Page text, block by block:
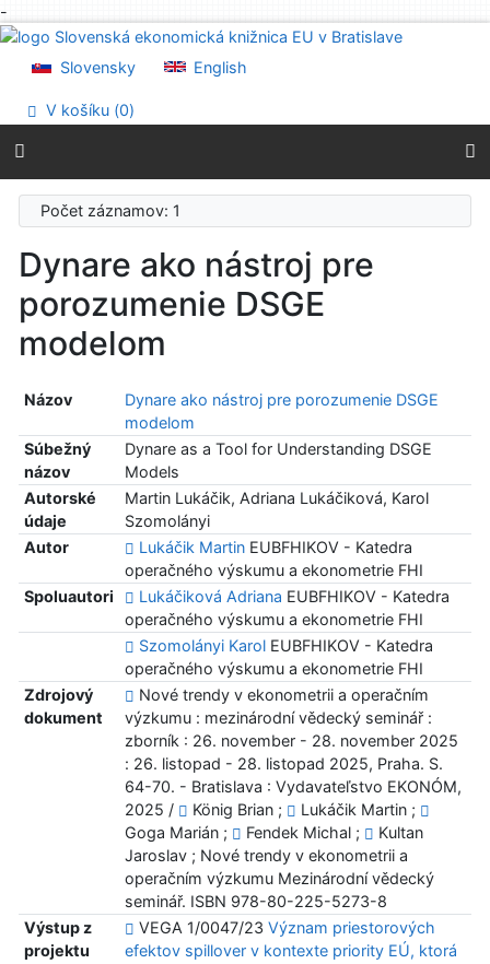
-
Prejsť na obsah
Prehlásenie o webovej prístupnosti
Slovensky English
V košíku (0)
Počet záznamov: 1
Dynare ako nástroj pre
porozumenie DSGE
modelom
Názov
Dynare ako nástroj pre porozumenie DSGE
modelom
Súbežný
názov
Dynare as a Tool for Understanding DSGE
Models
Autorské
údaje
Martin Lukáčik, Adriana Lukáčiková, Karol
Szomolányi
Autor
Lukáčik MartinEUBFHIKOV - Katedra
operačného výskumu a ekonometrie FHI
Spoluautori
Lukáčiková Adriana EUBFHIKOV - Katedra
operačného výskumu a ekonometrie FHI
Szomolányi KarolEUBFHIKOV - Katedra
operačného výskumu a ekonometrie FHI
Zdrojový
dokument
Nové trendy v ekonometrii a operačním
výzkumu : mezinárodní vědecký seminář :
zborník : 26. november - 28. november 2025
: 26. listopad - 28. listopad 2025, Praha. S.
64-70. - Bratislava : Vydavateľstvo EKONÓM,
2025 /
König Brian ;
Lukáčik Martin ;
Goga Marián ;
Fendek Michal ;
Kultan
Jaroslav ; Nové trendy v ekonometrii a
operačním výzkumu Mezinárodní vědecký
seminář. ISBN 978-80-225-5273-8
Výstup z
projektu
VEGA 1/0047/23 Význam priestorových
efektov spillover v kontexte priority EÚ, ktorá